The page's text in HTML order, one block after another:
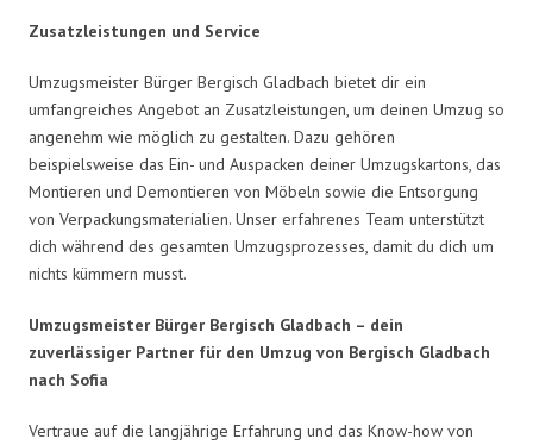
Zusatzleistungen und Service
Umzugsmeister Bürger Bergisch Gladbach bietet dir ein
umfangreiches Angebot an Zusatzleistungen, um deinen Umzug so
angenehm wie möglich zu gestalten. Dazu gehören
beispielsweise das Ein- und Auspacken deiner Umzugskartons, das
Montieren und Demontieren von Möbeln sowie die Entsorgung
von Verpackungsmaterialien. Unser erfahrenes Team unterstützt
dich während des gesamten Umzugsprozesses, damit du dich um
nichts kümmern musst.
Umzugsmeister Bürger Bergisch Gladbach – dein
zuverlässiger Partner für den Umzug von Bergisch Gladbach
nach Sofia
Vertraue auf die langjährige Erfahrung und das Know-how von